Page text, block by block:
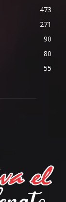
473
271
90
80
55